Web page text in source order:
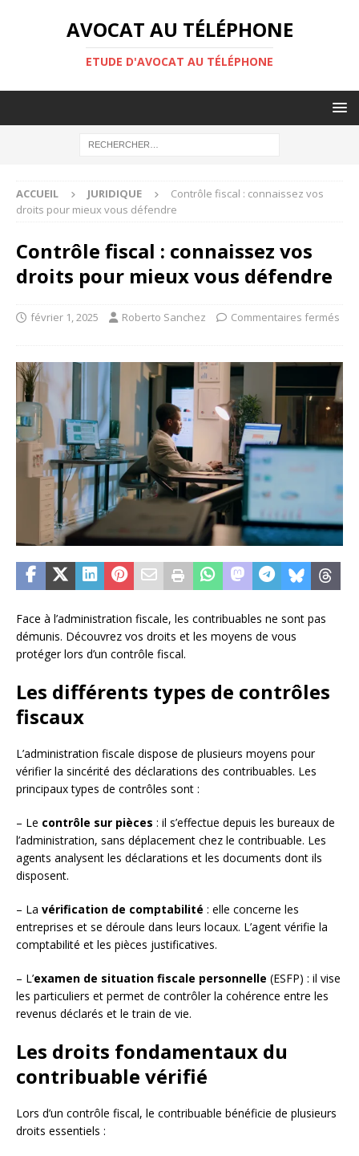
AVOCAT AU TÉLÉPHONE
ETUDE D'AVOCAT AU TÉLÉPHONE
ACCUEIL JURIDIQUE
Contrôle fiscal : connaissez vos
droits pour mieux vous défendre
Contrôle fiscal : connaissez vos
droits pour mieux vous défendre
février 1, 2025 Roberto Sanchez Commentaires fermés
Face à l’administration fiscale, les contribuables ne sont pas
démunis. Découvrez vos droits et les moyens de vous
protéger lors d’un contrôle fiscal.
Les différents types de contrôles
fiscaux
L’administration fiscale dispose de plusieurs moyens pour
vérifier la sincérité des déclarations des contribuables. Les
principaux types de contrôles sont :
– Le contrôle sur pièces : il s’effectue depuis les bureaux de
l’administration, sans déplacement chez le contribuable. Les
agents analysent les déclarations et les documents dont ils
disposent.
– La vérification de comptabilité : elle concerne les
entreprises et se déroule dans leurs locaux. L’agent vérifie la
comptabilité et les pièces justificatives.
– L’examen de situation fiscale personnelle (ESFP) : il vise
les particuliers et permet de contrôler la cohérence entre les
revenus déclarés et le train de vie.
Les droits fondamentaux du
contribuable vérifié
Lors d’un contrôle fiscal, le contribuable bénéficie de plusieurs
droits essentiels :